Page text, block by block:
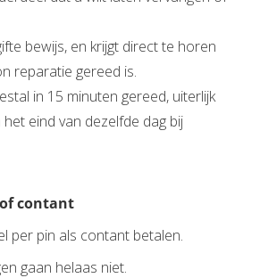
bewijs, en krijgt direct te horen
reparatie gereed is.
in 15 minuten gereed, uiterlijk
eind van dezelfde dag bij
contant
per pin als contant betalen.
gaan helaas niet.